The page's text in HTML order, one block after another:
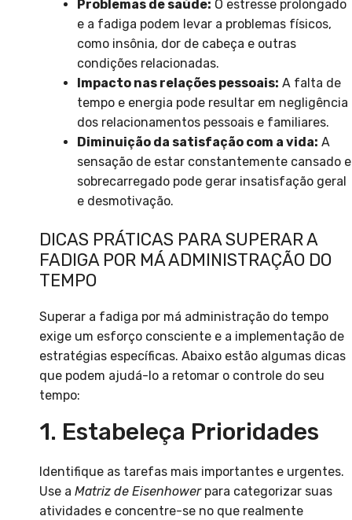
Problemas de saúde: O estresse prolongado
e a fadiga podem levar a problemas físicos,
como insônia, dor de cabeça e outras
condições relacionadas.
Impacto nas relações pessoais: A falta de
tempo e energia pode resultar em negligência
dos relacionamentos pessoais e familiares.
Diminuição da satisfação com a vida: A
sensação de estar constantemente cansado e
sobrecarregado pode gerar insatisfação geral
e desmotivação.
DICAS PRÁTICAS PARA SUPERAR A
FADIGA POR MÁ ADMINISTRAÇÃO DO
TEMPO
Superar a fadiga por má administração do tempo
exige um esforço consciente e a implementação de
estratégias específicas. Abaixo estão algumas dicas
que podem ajudá-lo a retomar o controle do seu
tempo:
1. Estabeleça Prioridades
Identifique as tarefas mais importantes e urgentes.
Use a Matriz de Eisenhowerpara categorizar suas
atividades e concentre-se no que realmente